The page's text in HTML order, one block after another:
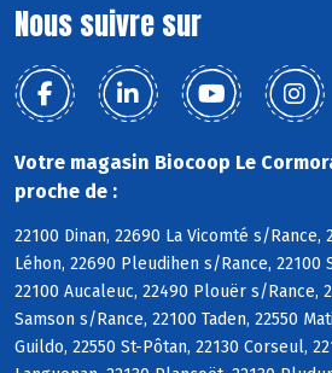
Nous suivre sur
Votre magasin Biocoop Le
proche de :
22100 Dinan, 22690 La Vicomté s/Rance,
Léhon, 22690 Pleudihen s/Rance, 22100
22100 Aucaleuc, 22490 Plouër s/Rance,
Samson s/Rance, 22100 Taden, 22550
Guildo, 22550 St-Pôtan, 22130 Corseul,